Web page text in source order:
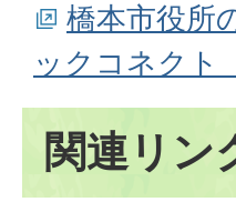
橋本市役所
ックコネクト
関連リン